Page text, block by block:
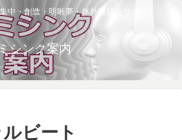
中・創造・明晰夢・体外離脱をサポート
シンク案内
ビート